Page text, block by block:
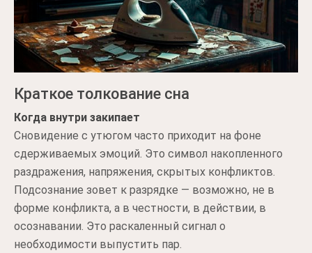
Краткое толкование сна
Когда внутри закипает
Сновидение с утюгом часто приходит на фоне
сдерживаемых эмоций. Это символ накопленного
раздражения, напряжения, скрытых конфликтов.
Подсознание зовет к разрядке — возможно, не в
форме конфликта, а в честности, в действии, в
осознавании. Это раскаленный сигнал о
необходимости выпустить пар.